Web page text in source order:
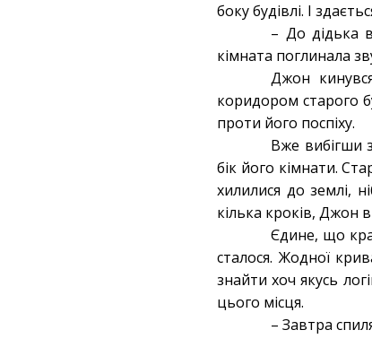
боку будівлі. І
– До дідька
кімната поглинала
Джон
коридором старого
проти його поспіху.
Вже вибігши
бік його кімнати.
хилилися до землі,
кілька кроків, Джон
Єдине, що
сталося. Жодної
знайти хоч якусь
цього місця.
– Завтра